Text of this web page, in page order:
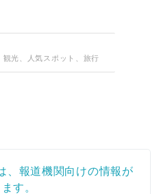
観光、人気スポット、旅行
、報道機関向けの情報が
す。